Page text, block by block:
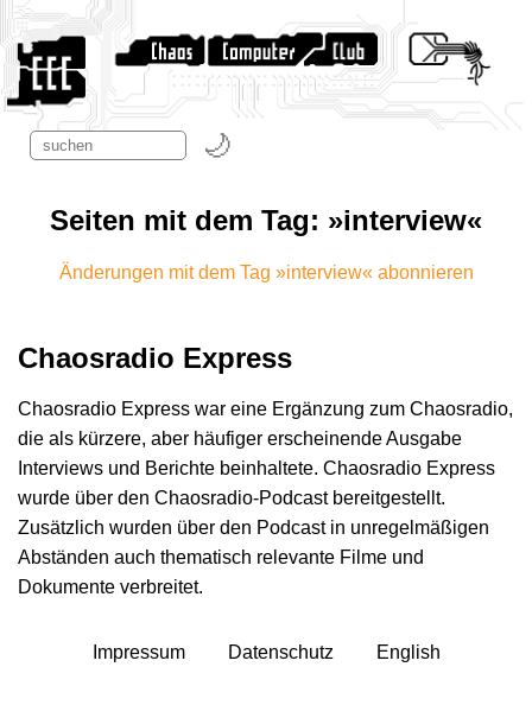
Seiten mit dem Tag: »interview«
Änderungen mit dem Tag »interview« abonnieren
Chaosradio Express
Chaosradio Express war eine Ergänzung zum Chaosradio,
die als kürzere, aber häufiger erscheinende Ausgabe
Interviews und Berichte beinhaltete. Chaosradio Express
wurde über den Chaosradio-Podcast bereitgestellt.
Zusätzlich wurden über den Podcast in unregelmäßigen
Abständen auch thematisch relevante Filme und
Dokumente verbreitet.
Impressum Datenschutz English